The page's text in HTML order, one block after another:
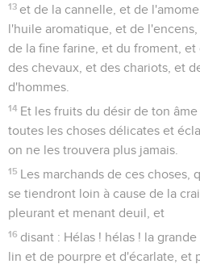
13 et de la cannelle, et de
l'huile aromatique, et de
de la fine farine, et du froment,
des chevaux, et des chariots, et
d'hommes.
14 Et les fruits du désir de ton
toutes les choses délicates et
on ne les trouvera plus jamais.
15 Les marchands de ces choses,
se tiendront loin à cause de la
pleurant et menant deuil, et
16 disant : Hélas ! hélas ! la
lin et de pourpre et d'écarlate, et